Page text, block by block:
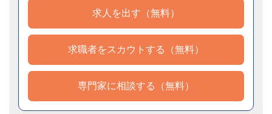
求人を出す（無料）
求職者をスカウトする（無料）
専門家に相談する（無料）